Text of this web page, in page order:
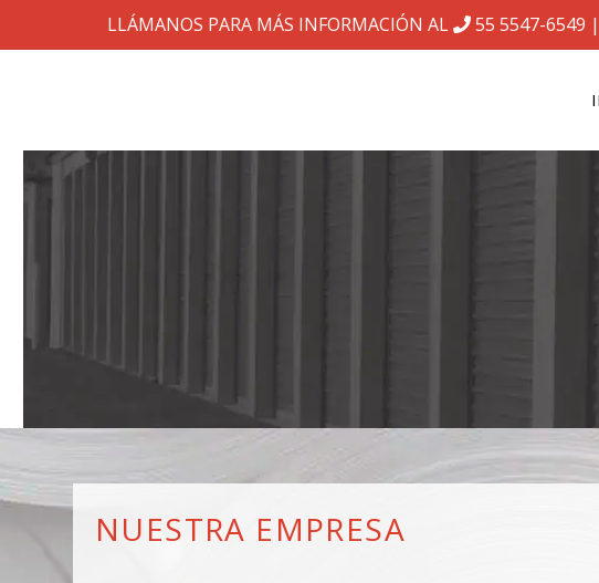
LLÁMANOS PARA MÁS INFORMACIÓN AL 55 5547-6549
NUESTRA EMPRESA